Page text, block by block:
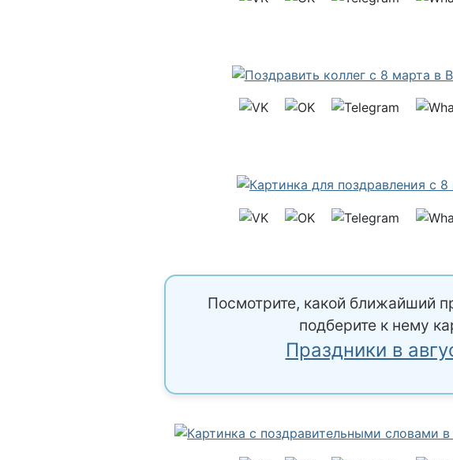
Посмотрите, какой ближайший
подберите к нему
Праздники в